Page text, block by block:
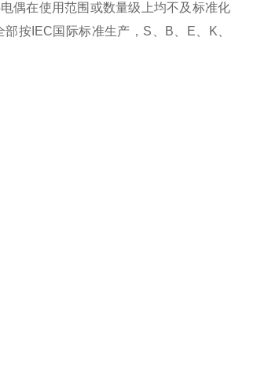
偶在使用范围或数量级上均不及标准化
按IEC国际标准生产，S、B、E、K、